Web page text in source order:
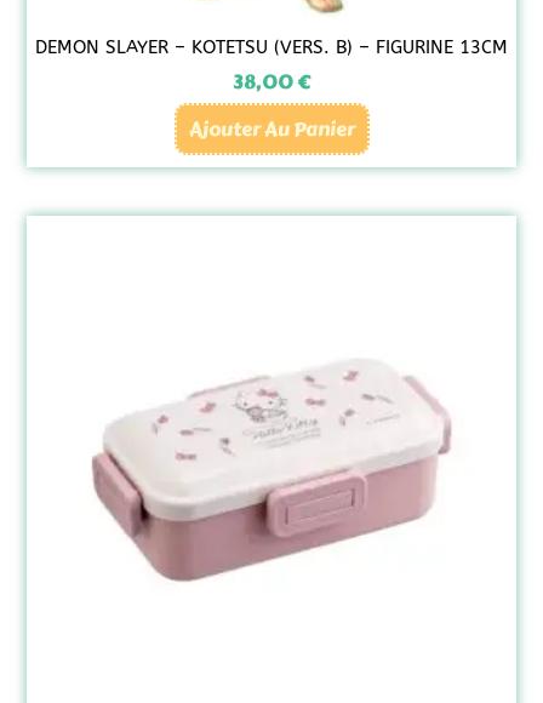
DEMON SLAYER – KOTETSU (VERS. B) – FIGURINE 13CM
38,00€
Ajouter Au Panier